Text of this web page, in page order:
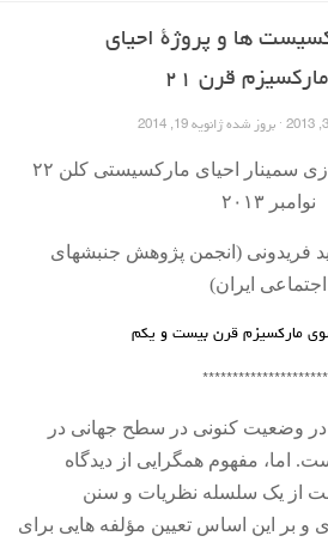
ها و پروژۀ احیای
قرن ۲۱
· بروز شدهژانویه 19, 2014
سمینار احیای مارکسیستی کلن ۲۲
نوامبر ۲۰۱۳
فریدونی ( انجمن پژوھش جنبشھای
اجتماعی ايران)
مارکسیزم قرن بیست و یکم
وضعیت کنونی در سطح جهانی در
. اما، مفهوم همگرایی از دیدگاه
از یک سلسله نظریات و سنن
و بر این اساس تعیین مؤلفه هایی برای